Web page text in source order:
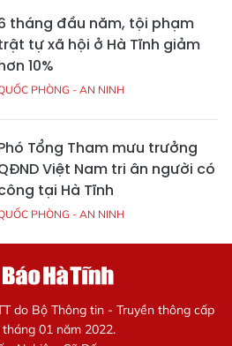
tháng đầu năm, tội phạm
tự xã hội ở Hà Tĩnh giảm
10%
PHÒNG - AN NINH
Tổng Tham mưu trưởng
Việt Nam tri ân người có
tại Hà Tĩnh
PHÒNG - AN NINH
do Bộ Thông tin - Truyền thông cấp
01 năm 2022.